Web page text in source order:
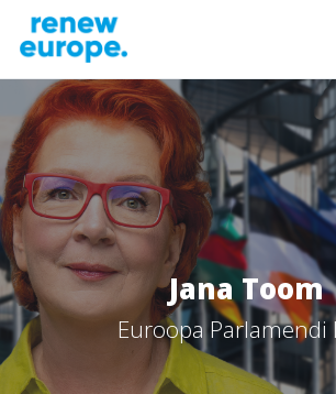
Jana Toom
Euroopa Parlamendi